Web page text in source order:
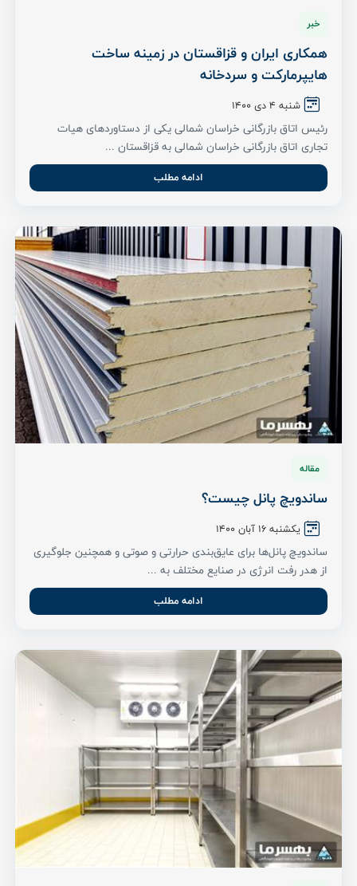
خبر
همکاری ایران و قزاقستان در زمینه ساخت
هایپرمارکت و سردخانه
شنبه ۴ دی ۱۴۰۰
رئیس اتاق بازرگانی خراسان شمالی یکی از دستاوردهای هیات
تجاری اتاق بازرگانی خراسان شمالی به قزاقستان ...
ادامه مطلب
مقاله
ساندویچ پانل چیست؟
یکشنبه ۱۶ آبان ۱۴۰۰
ساندویچ پانل‌ها برای عایق‌بندی حرارتی و صوتی و همچنین جلوگیری
از هدر رفت انرژی در صنایع مختلف به ...
ادامه مطلب